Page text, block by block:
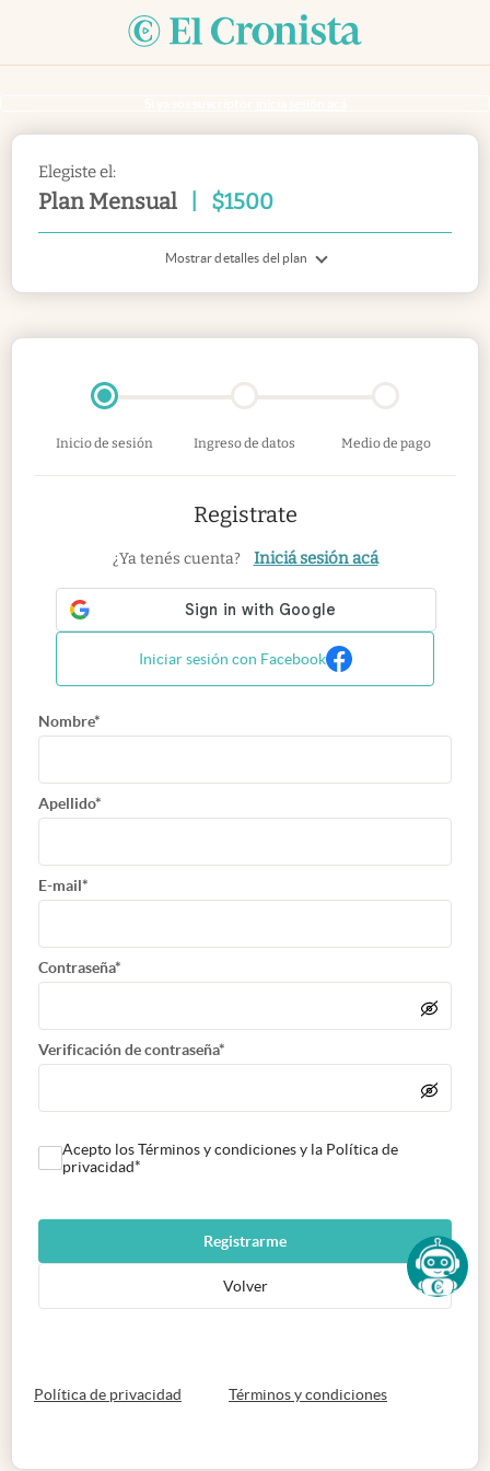
Elegiste el:
Plan Mensual $1500
Mostrar detalles del plan
Inicio de sesión Ingreso de datos Medio de pago
Registrate
¿Ya tenés cuenta? Iniciá sesión acá
Iniciar sesión con Facebook
Nombre*
Apellido*
E-mail*
Contraseña*
Verificación de contraseña*
Acepto los Términos y condiciones y la Política de
privacidad*
Registrarme
Volver
Política de privacidad abre en nueva pestaña
Términos y condicionesabre en nueva